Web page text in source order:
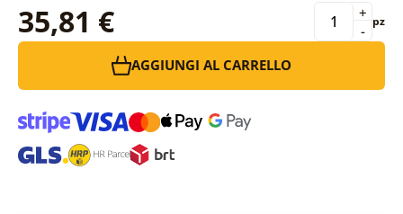
35,81 € -
+ pz
AGGIUNGI AL CARRELLO